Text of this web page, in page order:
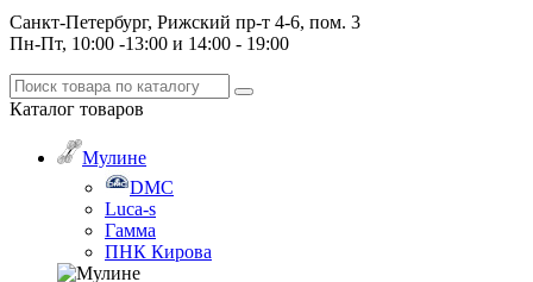
Санкт-Петербург, Рижский пр-т 4-6, пом. 3
Пн-Пт, 10:00 -13:00 и 14:00 - 19:00
Каталог товаров
Мулине
DMC
Luca-s
Гамма
ПНК Кирова